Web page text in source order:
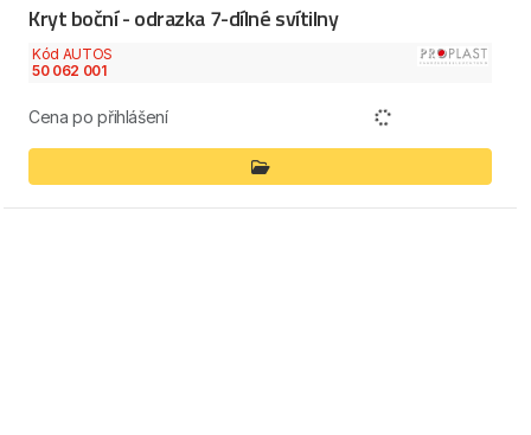
Kryt boční - odrazka 7-dílné svítilny
Kód AUTOS
50 062 001
Cena po přihlášení